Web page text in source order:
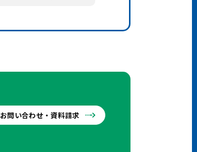
お問い合わせ・資料請求